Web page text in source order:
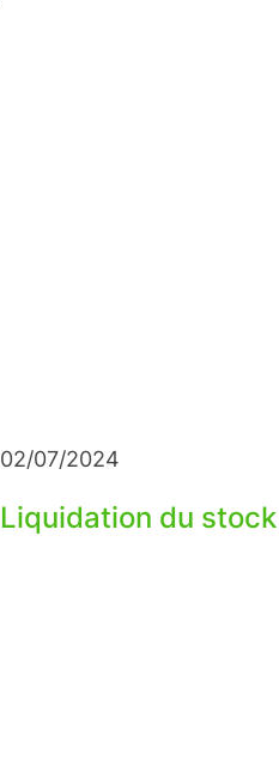
02/07/2024
Liquidation du stock